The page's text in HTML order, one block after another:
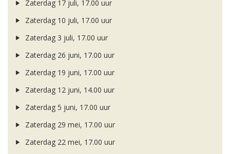
Zaterdag 17 juli, 17.00 uur
Zaterdag 10 juli, 17.00 uur
Zaterdag 3 juli, 17.00 uur
Zaterdag 26 juni, 17.00 uur
Zaterdag 19 juni, 17.00 uur
Zaterdag 12 juni, 14.00 uur
Zaterdag 5 juni, 17.00 uur
Zaterdag 29 mei, 17.00 uur
Zaterdag 22 mei, 17.00 uur